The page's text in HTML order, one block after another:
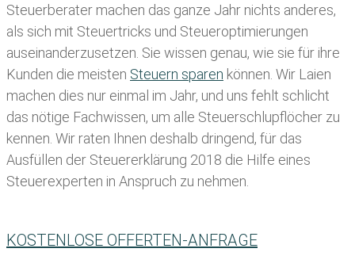
Steuerberater machen das ganze Jahr nichts anderes,
als sich mit Steuertricks und Steueroptimierungen
auseinanderzusetzen. Sie wissen genau, wie sie für ihre
Kunden die meisten Steuern sparen können. Wir Laien
machen dies nur einmal im Jahr, und uns fehlt schlicht
das nötige Fachwissen, um alle Steuerschlupflöcher zu
kennen. Wir raten Ihnen deshalb dringend, für das
Ausfüllen der Steuererklärung 2018 die Hilfe eines
Steuerexperten in Anspruch zu nehmen.
KOSTENLOSE OFFERTEN-ANFRAGE